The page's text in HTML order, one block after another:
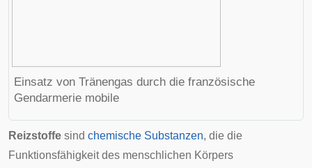
Einsatz von Tränengas durch die französische
Gendarmerie mobile
Reizstoffe sind chemische Substanzen, die die
Funktionsfähigkeit des menschlichen Körpers